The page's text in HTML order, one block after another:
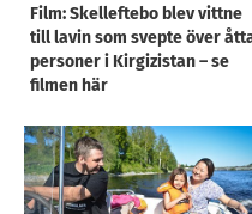
Film: Skelleftebo blev vittne
till lavin som svepte över
personer i Kirgizistan – se
filmen här